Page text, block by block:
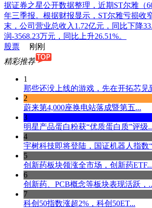
据证券之星公开数据整理，近期ST尔雅（
年三季报。根据财报显示，ST尔雅亏损收
末，公司营业总收入1.72亿元，同比下降
润-3568.23万元，同比上升26.51%。
股票
刚刚
精彩推荐
1
那些还没上线的游戏，先在开拓芯见
2
蔚来第4,000座换电站落成暨第五...
3
明星产品蛋白粉获“优质蛋白质”评级
4
宇树科技即将登陆，国证机器人指数
5
创新药板块领涨全市场，创新药ETF...
6
创新药、PCB概念等板块表现活跃，
7
科创50指数涨超2%，科创50ET...